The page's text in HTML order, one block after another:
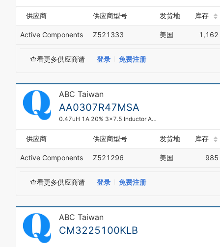
供应商 供应商型号 发货地 库存
Active Components Z521333 美国 1,162
查看更多供应商请 登录 免费注册
ABC Taiwan
AA0307R47MSA
0.47uH 1A 20% 3x7.5 Inductor AA0307R47MSA
供应商 供应商型号 发货地 库存
Active Components Z521296 美国 985
查看更多供应商请 登录 免费注册
ABC Taiwan
CM3225100KLB